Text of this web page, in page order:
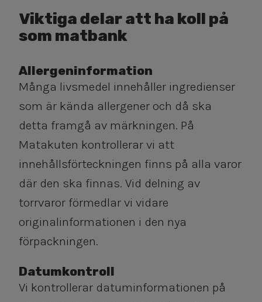
Viktiga delar att ha koll på
som matbank
Allergeninformation
Många livsmedel innehåller ingredienser
som är kända allergener och då ska
detta framgå av märkningen. På
Matakuten kontrollerar vi att
innehållsförteckningen finns på alla varor
där den ska finnas. Vid delning av
torrvaror förmedlar vi vidare
originalinformationen i den nya
förpackningen.
Datumkontroll
Vi kontrollerar datuminformationen på